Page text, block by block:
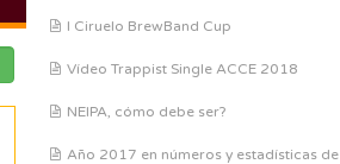
I Ciruelo BrewBand Cup
Vídeo Trappist Single ACCE 2018
NEIPA, cómo debe ser?
Año 2017 en números y estadísticas de